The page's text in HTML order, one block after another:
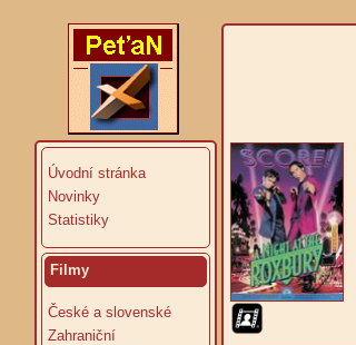
Úvodní stránka
Novinky
Statistiky
Filmy
České a slovenské
Zahraniční